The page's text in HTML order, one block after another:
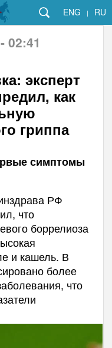
ENG | RU
02:41
эксперт
как
гриппа
симптомы
РФ
что
боррелиоза
и кашель. В
более
что